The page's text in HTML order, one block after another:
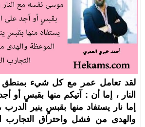
لقد تعامل عمر مع كل شيء
النار ، إما أن : آتيكم منها بقبسٍ أو
إما نار يستفاد منها بقبسٍ ينير
والهدى من فشل واحتراق التجارب